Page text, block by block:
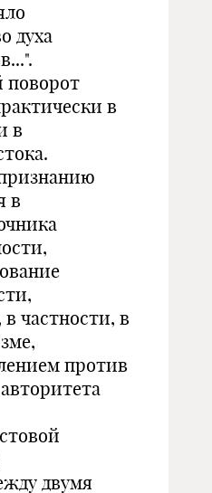
духа
поворот
в
в
в
частности, в
против
двумя